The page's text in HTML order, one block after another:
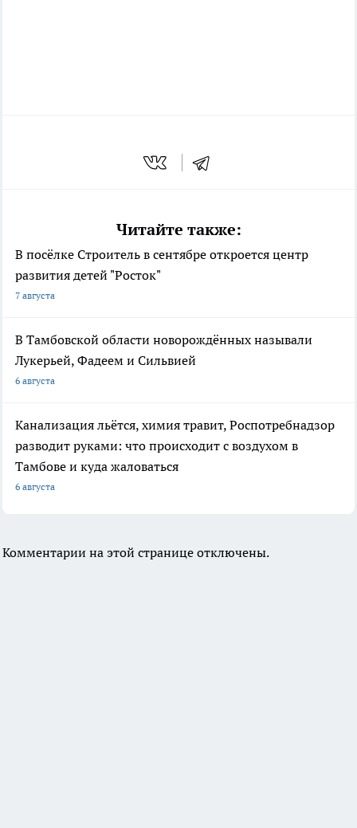
Читайте также:
В посёлке Строитель в сентябре откроется центр
развития детей "Росток"
7 августа
В Тамбовской области новорождённых называли
Лукерьей, Фадеем и Сильвией
6 августа
Канализация льётся, химия травит, Роспотребнадзор
разводит руками: что происходит с воздухом в
Тамбове и куда жаловаться
6 августа
Комментарии на этой странице отключены.